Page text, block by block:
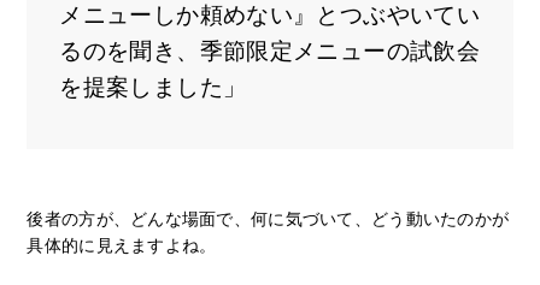
メニューしか頼めない』とつぶやいてい
るのを聞き、季節限定メニューの試飲会
を提案しました」
後者の方が、どんな場面で、何に気づいて、どう動いたのかが
具体的に見えますよね。